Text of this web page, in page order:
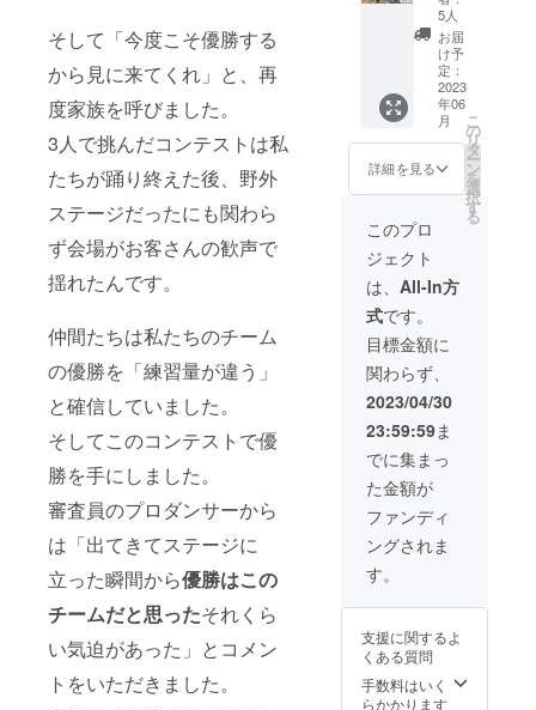
そして「今度こそ優勝する
から見に来てくれ」と、再
度家族を呼びました。
3人で挑んだコンテストは私
たちが踊り終えた後、野外
ステージだったにも関わら
ず会場がお客さんの歓声で
揺れたんです。
仲間たちは私たちのチーム
の優勝を「練習量が違う」
と確信していました。
そしてこのコンテストで優
勝を手にしました。
審査員のプロダンサーから
は「出てきてステージに
立った瞬間から優勝はこの
チームだと思ったそれくら
い気迫があった」とコメン
トをいただきました。
プショ
ンにて
ご選択
くださ
い。 ※
こちら
はグ
レッス
ンにな
す。
とこち
らで判
断した
お名前
は、修
正また
はお名
前呼び
なしと
りま
す。予
めご了
承くだ
さいま
せ。
バーバ
ンド・
アクリ
ルキー
ホル
ダー）
・韓国
で撮影
した
ン入り
写真3枚
セット
をお届
けいた
しま
す。 ※
備考欄
にお礼
動画の
際、お
呼びす
るお名
前をご
記入く
ださ
い。
不適切
断した
お名前
は、修
正また
はお名
前呼び
ンツー
マン
レッス
ン）】
本場韓
国で学
んだK-
POPの
ダンス
レッス
ンで
す。
レッス
ン：90
分 有効
期限：
レッス
ンの有
効期限
2023年
6月30日
（最終
有効期
限2023
年7月31
日） 受
講日程
はプロ
ジェク
ルにて
せてい
ただき
ます 受
講方法
5人
お届
け予
定：
2023
年06
月
詳細を見る
こ
の
リ
タ
ー
ン
を
選
択
す
る
このプロ
ジェクト
は、 All-In方
式です。
目標金額に
関わらず、
2023/04/30
23:59:59ま
でに集まっ
た金額が
ファンディ
ングされま
す。
支援に関するよ
くある質問
手数料はいく
らかかります